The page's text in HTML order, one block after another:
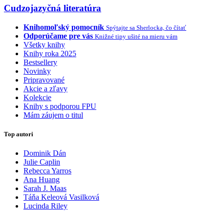
Cudzojazyčná literatúra
Knihomoľský pomocník Spýtajte sa Sherlocka, čo čítať
Odporúčame pre vás Knižné tipy ušité na mieru vám
Všetky knihy
Knihy roka 2025
Bestsellery
Novinky
Pripravované
Akcie a zľavy
Kolekcie
Knihy s podporou FPU
Mám záujem o titul
Top autori
Dominik Dán
Julie Caplin
Rebecca Yarros
Ana Huang
Sarah J. Maas
Táňa Keleová Vasilková
Lucinda Riley